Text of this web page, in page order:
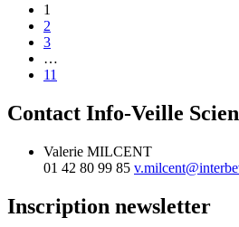
1
2
3
…
11
Contact Info-Veille
Valerie MILCENT
01 42 80 99 85
Inscription newsletter